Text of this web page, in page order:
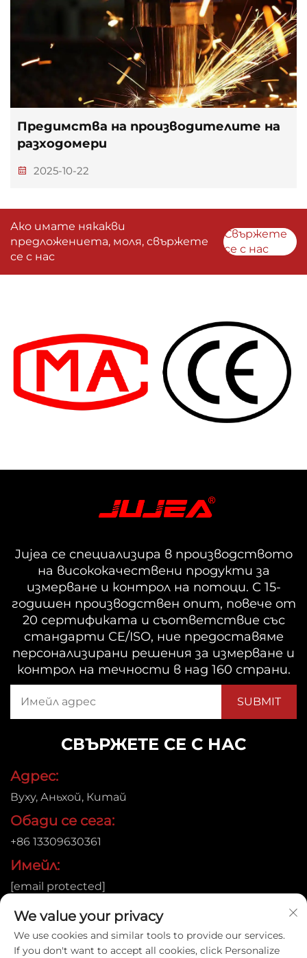
Предимства на производителите на
разходомери
2025-10-22
Ако имате някакви
предложениета, моля, свържете
се с нас
Свържете
се с нас
Jujea се специализира в производството
на висококачествени продукти за
измерване и контрол на потоци. С 15-
годишен производствен опит, повече от
20 сертификата и съответствие със
стандарти CE/ISO, ние предоставяме
персонализирани решения за измерване и
контрол на течности в над 160 страни.
СВЪРЖЕТЕ СЕ С НАС
Адрес:
Вуху, Аньхой, Китай
Обади се сега:
+86 13309630361
Имейл:
[email protected]
Автоматично право © 2026 Anhui Jujie Automation
Technology Co.,LTD. Всички права запазени. |Политика
We value your privacy
We use cookies and similar tools to provide our services.
If you don't want to accept all cookies, click Personalize